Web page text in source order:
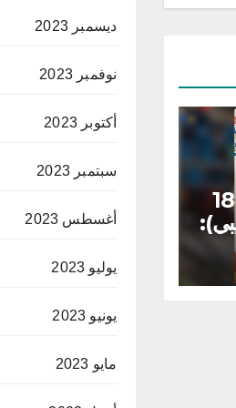
مونديال كرة اليد تحت 18
ديسمبر 2023
نوفمبر 2023
أكتوبر 2023
سبتمبر 2023
أغسطس 2023
يوليو 2023
يونيو 2023
مايو 2023